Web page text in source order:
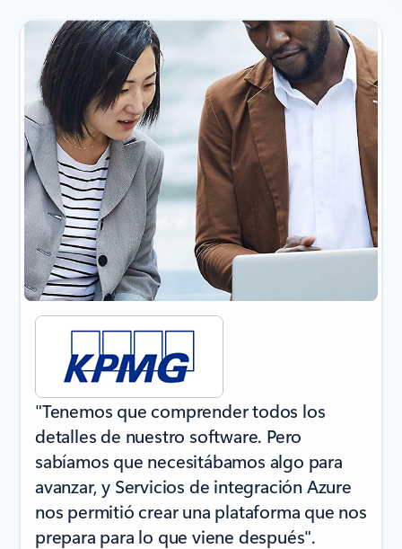
Mostrando diapositiva 1 de 3
"Tenemos que comprender todos los
detalles de nuestro software. Pero
sabíamos que necesitábamos algo para
avanzar, y Servicios de integración Azure
nos permitió crear una plataforma que nos
prepara para lo que viene después".